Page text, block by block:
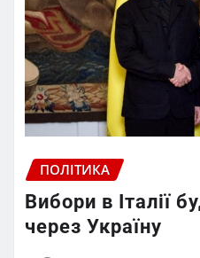
ПОЛІТИКА
Вибори в Італії
через Україну